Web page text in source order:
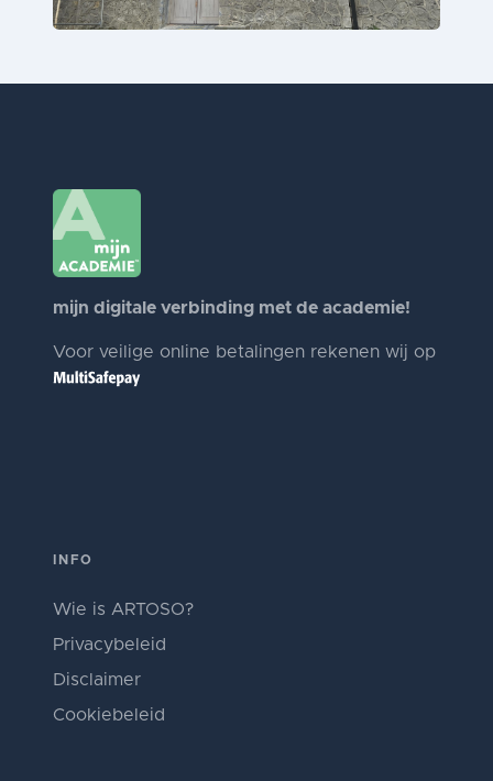
mijn digitale verbinding met de academie!
Voor veilige online betalingen rekenen wij op
INFO
Wie is ARTOSO?
Privacybeleid
Disclaimer
Cookiebeleid